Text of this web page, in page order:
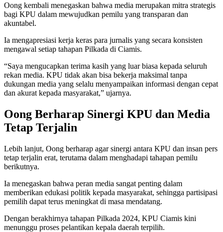
Oong kembali menegaskan bahwa media merupakan mitra strategis
bagi KPU dalam mewujudkan pemilu yang transparan dan
akuntabel.
Ia mengapresiasi kerja keras para jurnalis yang secara konsisten
mengawal setiap tahapan Pilkada di Ciamis.
“Saya mengucapkan terima kasih yang luar biasa kepada seluruh
rekan media. KPU tidak akan bisa bekerja maksimal tanpa
dukungan media yang selalu menyampaikan informasi dengan cepat
dan akurat kepada masyarakat,” ujarnya.
Oong Berharap Sinergi KPU dan Media
Tetap Terjalin
Lebih lanjut, Oong berharap agar sinergi antara KPU dan insan pers
tetap terjalin erat, terutama dalam menghadapi tahapan pemilu
berikutnya.
Ia menegaskan bahwa peran media sangat penting dalam
memberikan edukasi politik kepada masyarakat, sehingga partisipasi
pemilih dapat terus meningkat di masa mendatang.
Dengan berakhirnya tahapan Pilkada 2024, KPU Ciamis kini
menunggu proses pelantikan kepala daerah terpilih.